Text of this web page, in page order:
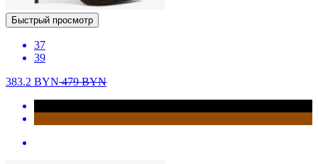
Быстрый просмотр
37
39
383.2 BYN479BYN